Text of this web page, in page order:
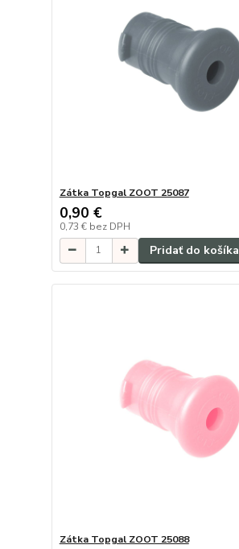
Zátka Topgal ZOOT 25087
0,90 €
0,73 € bez DPH
Pridať do košíka
Zátka Topgal ZOOT 25088